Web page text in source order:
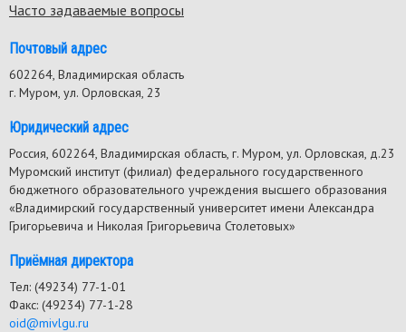
Часто задаваемые вопросы
Почтовый адрес
602264, Владимирская область
г. Муром, ул. Орловская, 23
Юридический адрес
Россия, 602264, Владимирская область, г. Муром, ул. Орловская, д.23
Муромский институт (филиал) федерального государственного
бюджетного образовательного учреждения высшего образования
«Владимирский государственный университет имени Александра
Григорьевича и Николая Григорьевича Столетовых»
Приёмная директора
Тел: (49234) 77-1-01
Факс: (49234) 77-1-28
oid@mivlgu.ru